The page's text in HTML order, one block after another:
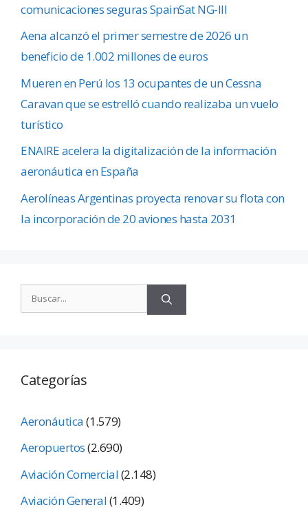
comunicaciones seguras SpainSat NG-III
Aena alcanzó el primer semestre de 2026 un
beneficio de 1.002 millones de euros
Mueren en Perú los 13 ocupantes de un Cessna
Caravan que se estrelló cuando realizaba un vuelo
turístico
ENAIRE acelera la digitalización de la información
aeronáutica en España
Aerolíneas Argentinas proyecta renovar su flota con
la incorporación de 20 aviones hasta 2031
Categorías
Aeronáutica(1.579)
Aeropuertos(2.690)
Aviación Comercial(2.148)
Aviación General(1.409)